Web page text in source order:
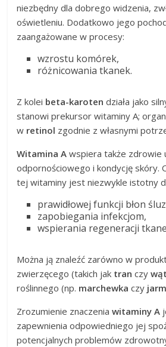
niezbędny dla dobrego widzenia,
oświetleniu. Dodatkowo jego
zaangażowane w procesy:
wzrostu komórek,
różnicowania tkanek.
Z kolei beta-karoten działa jako
stanowi prekursor witaminy A;
w retinol zgodnie z własnymi
Witamina A wspiera także zdrowie
odpornościowego i kondycję skóry.
tej witaminy jest niezwykle istotny
prawidłowej funkcji błon
zapobiegania infekcjom,
wspierania regeneracji
Można ją znaleźć zarówno w
zwierzęcego (takich jak tran czy
roślinnego (np. marchewka czy
Zrozumienie znaczeniawitaminy A
zapewnienia odpowiedniego jej
potencjalnych problemów